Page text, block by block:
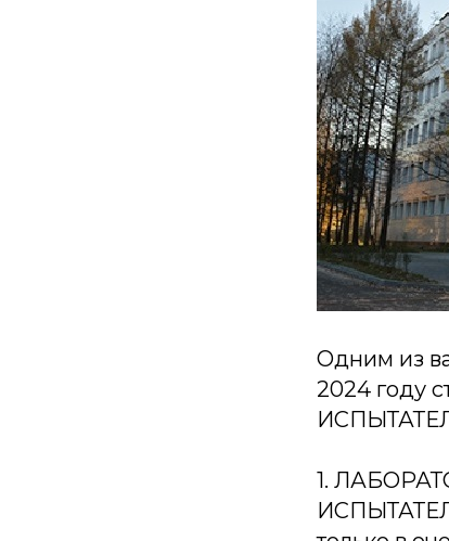
Одним из
2024 году
1.